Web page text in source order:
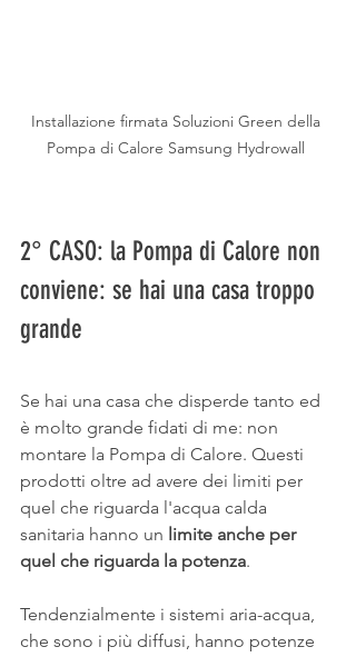
Installazione firmata Soluzioni Green della
Pompa di Calore Samsung Hydrowall
2° CASO: la Pompa di Calore non
conviene: se hai una casa troppo
grande
Se hai una casa che disperde tanto ed
è molto grande fidati di me: non
montare la Pompa di Calore. Questi
prodotti oltre ad avere dei limiti per
quel che riguarda l'acqua calda
sanitaria hanno un limite anche per
quel che riguarda la potenza.
Tendenzialmente i sistemi aria-acqua,
che sono i più diffusi, hanno potenze